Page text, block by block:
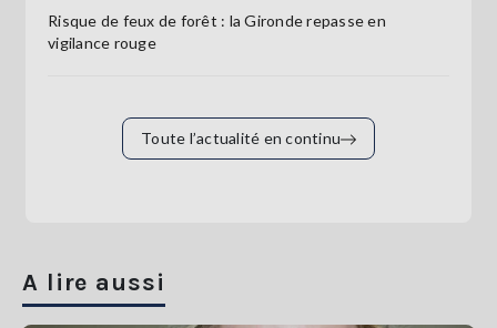
Risque de feux de forêt : la Gironde repasse en
vigilance rouge
Toute l’actualité en continu
A lire aussi